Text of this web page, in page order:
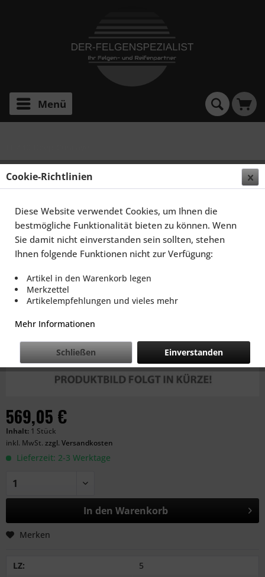
Menü
ELEGANCE WHEELS FF 440 DEEP CONCAVE 11,0X20
5X120 ET40 HYPER SILBER
569,05 €
Inhalt: 1 Stück
inkl. MwSt. zzgl. Versandkosten
Lieferzeit: 2-3 Werktage
In den Warenkorb
Merken
LZ:
5
Cookie-Richtlinien
Diese Website verwendet Cookies, um Ihnen die
bestmögliche Funktionalität bieten zu können. Wenn
Sie damit nicht einverstanden sein sollten, stehen
Ihnen folgende Funktionen nicht zur Verfügung:
Artikel in den Warenkorb legen
Merkzettel
Artikelempfehlungen und vieles mehr
Mehr Informationen
Einverstanden
Schließen